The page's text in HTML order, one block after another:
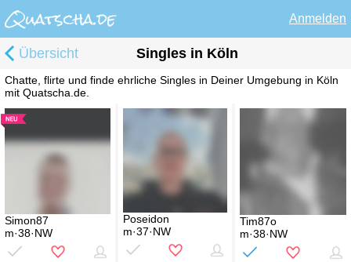
Anmelden
Übersicht Singles in Köln
Chatte, flirte und finde ehrliche Singles in Deiner Umgebung in Köln
mit Quatscha.de.
Simon87
m·38·NW
Poseidon
m·37·NW
Tim87o
m·38·NW